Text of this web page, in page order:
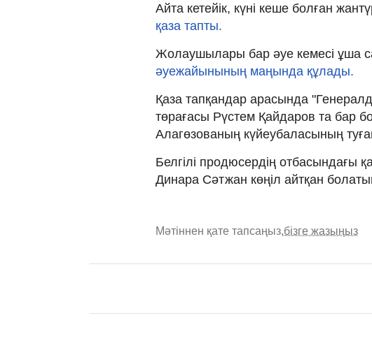
Айта кетейік, күні кеше болған
қаза тапты.
Жолаушылары бар әуе кемесі ұша
әуежайынының маңында құлады.
Қаза тапқандар арасында
төрағасы Рүстем Қайдаров та бар
Алагөзованың күйеубаласының
Белгілі продюсердің отбасындағы
Динара Сәтжан көңіл айтқан
Мәтіннен қате тапсаңыз,бізге жазыңыз